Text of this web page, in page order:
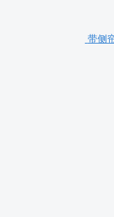
带侧